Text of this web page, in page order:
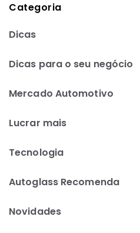
Categoria
Dicas
Dicas para o seu negócio
Mercado Automotivo
Lucrar mais
Tecnologia
Autoglass Recomenda
Novidades